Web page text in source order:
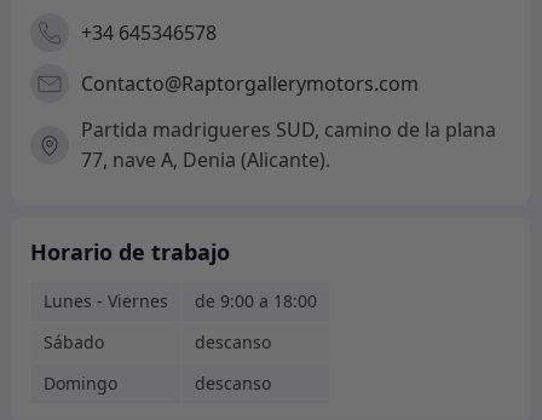
+34 645346578
Contacto@Raptorgallerymotors.com
Partida madrigueres SUD, camino de la plana
77, nave A, Denia (Alicante).
Horario de trabajo
Lunes - Viernes
de 9:00 a 18:00
Sábado
descanso
Domingo
descanso